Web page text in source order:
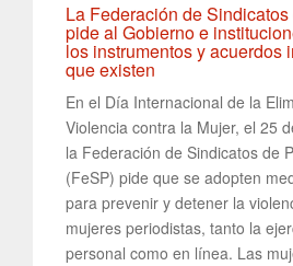
La Federación de
pide al Gobierno e
los instrumentos y acuerdos
que existen
En el Día Internacional de la
Violencia contra la Mujer, el 25
la Federación de Sindicatos de
(FeSP) pide que se adopten
para prevenir y detener la
mujeres periodistas, tanto la
personal como en línea. Las